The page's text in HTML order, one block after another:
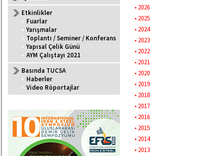
Etkinlikler
• Fuarlar
• Yarışmalar
• Toplantı / Seminer / Konferans
• Yapısal Çelik Günü
• AYM Çalıştayı 2021
Basında TUCSA
• Haberler
• Video Röportajlar
• 2026
• 2025
• 2024
• 2023
• 2022
• 2021
• 2020
• 2019
• 2018
• 2017
• 2016
• 2015
• 2014
• 2013